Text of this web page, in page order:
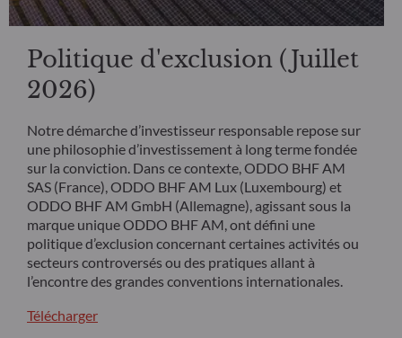
Politique d'exclusion (Juillet
2026)
Notre démarche d’investisseur responsable repose sur
une philosophie d’investissement à long terme fondée
sur la conviction. Dans ce contexte, ODDO BHF AM
SAS (France), ODDO BHF AM Lux (Luxembourg) et
ODDO BHF AM GmbH (Allemagne), agissant sous la
marque unique ODDO BHF AM, ont défini une
politique d’exclusion concernant certaines activités ou
secteurs controversés ou des pratiques allant à
l’encontre des grandes conventions internationales.
Télécharger